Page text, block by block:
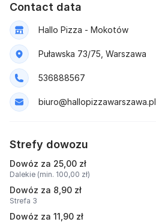
Contact data
Hallo Pizza - Mokotów
Puławska 73/75, Warszawa
536888567
biuro@hallopizzawarszawa.pl
Strefy dowozu
Dowóz za 25,00 zł
Dalekie (min. 100,00 zł)
Dowóz za 8,90 zł
Strefa 3
Dowóz za 11,90 zł